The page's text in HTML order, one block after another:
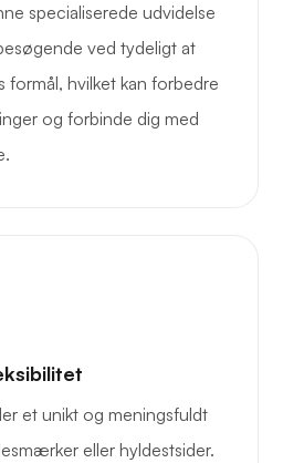
specialiserede udvidelse
ved tydeligt at
formål, hvilket kan forbedre
og forbinde dig med
et unikt og meningsfuldt
eller hyldestsider.